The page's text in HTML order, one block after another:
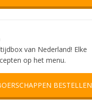
van Nederland! Elke
op het menu.
BESTELLEN